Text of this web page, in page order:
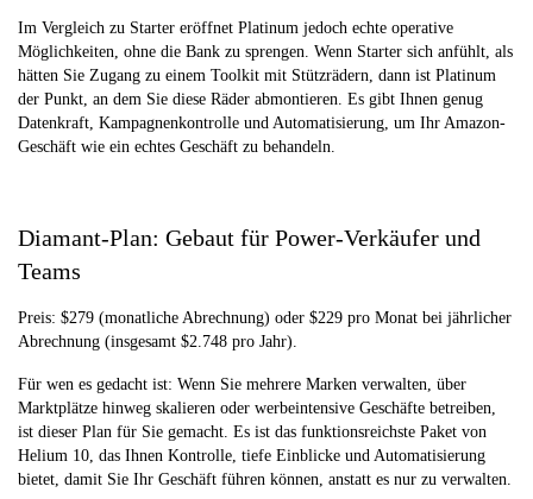
Im Vergleich zu Starter eröffnet Platinum jedoch echte operative
Möglichkeiten, ohne die Bank zu sprengen. Wenn Starter sich anfühlt, als
hätten Sie Zugang zu einem Toolkit mit Stützrädern, dann ist Platinum
der Punkt, an dem Sie diese Räder abmontieren. Es gibt Ihnen genug
Datenkraft, Kampagnenkontrolle und Automatisierung, um Ihr Amazon-
Geschäft wie ein echtes Geschäft zu behandeln.
Diamant-Plan: Gebaut für Power-Verkäufer und
Teams
Preis: $279 (monatliche Abrechnung) oder $229 pro Monat bei jährlicher
Abrechnung (insgesamt $2.748 pro Jahr).
Für wen es gedacht ist: Wenn Sie mehrere Marken verwalten, über
Marktplätze hinweg skalieren oder werbeintensive Geschäfte betreiben,
ist dieser Plan für Sie gemacht. Es ist das funktionsreichste Paket von
Helium 10, das Ihnen Kontrolle, tiefe Einblicke und Automatisierung
bietet, damit Sie Ihr Geschäft führen können, anstatt es nur zu verwalten.